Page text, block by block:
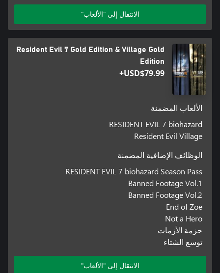
الانتقال إلى "الألعاب"
Resident Evil 7 Gold Edition & Village Gold
Edition
USD$79.99+
الألعاب المضمنة
RESIDENT EVIL 7 biohazard
Resident Evil Village
الوظائف الإضافية المضمنة
RESIDENT EVIL 7 biohazard Season Pass
Banned Footage Vol.1
Banned Footage Vol.2
End of Zoe
Not a Hero
حزمة الأزمات
توسع الشتاء
الانتقال إلى "الألعاب"